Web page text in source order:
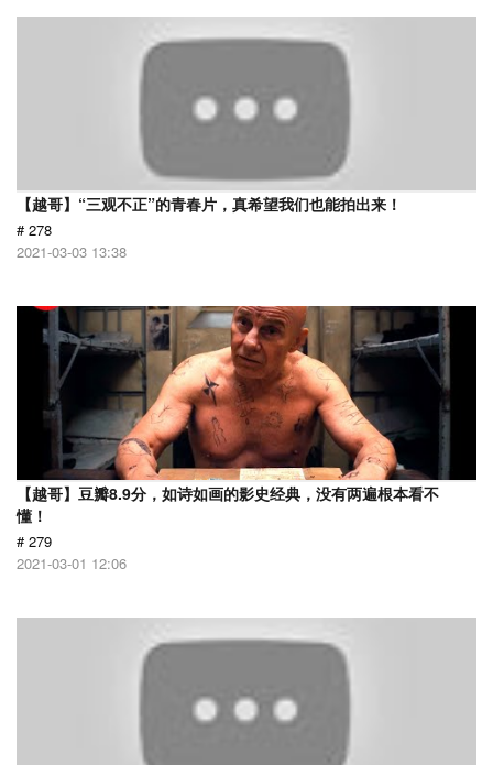
【越哥】“三观不正”的青春片，真希望我们也能拍出来！
# 278
2021-03-03 13:38
【越哥】豆瓣8.9分，如诗如画的影史经典，没有两遍根本看不
懂！
# 279
2021-03-01 12:06